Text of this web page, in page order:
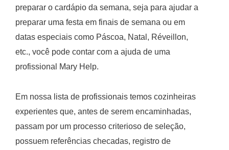
preparar o cardápio da semana, seja para ajudar a
preparar uma festa em finais de semana ou em
datas especiais como Páscoa, Natal, Réveillon,
etc., você pode contar com a ajuda de uma
profissional Mary Help.
Em nossa lista de profissionais temos cozinheiras
experientes que, antes de serem encaminhadas,
passam por um processo criterioso de seleção,
possuem referências checadas, registro de